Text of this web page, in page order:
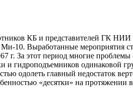
КБ и представителей ГК
10. Выработанные мероприятия
г. За этот период многие
и гидроподъемников одинаковой
одолеть главный недостаток
«десятки» на